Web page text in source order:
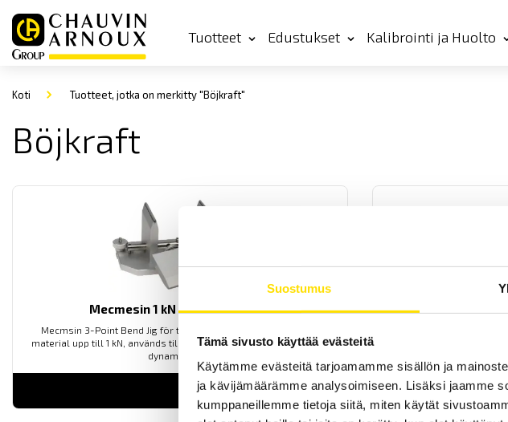
Suostumus
Tämä sivusto käyttää evästeitä
Käytämme evästeitä tarjoamamme sisällön ja
ja kävijämäärämme analysoimiseen. Lisäksi jaamme
kumppaneillemme tietoja siitä, miten käytät
Tuotteet Edustukset Kalibrointi ja Huolto
Koti Tuotteet, jotka on merkitty "Böjkraft"
Böjkraft
Mecmesin 1 kN 3-Point Bend Jig
Mecmsin 3-Point Bend Jig för trycktester av flexibla och fasta
material upp till 1 kN, används tillsammans med dragprovare och
dynamometer
LUE LISÄÄ